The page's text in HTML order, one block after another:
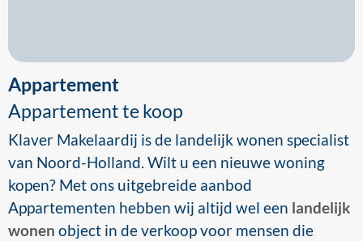
Appartement
Appartement te koop
Klaver Makelaardij is de landelijk wonen specialist
van Noord-Holland. Wilt u een nieuwe woning
kopen? Met ons uitgebreide aanbod
Appartementen hebben wij altijd wel een landelijk
wonen object in de verkoop voor mensen die